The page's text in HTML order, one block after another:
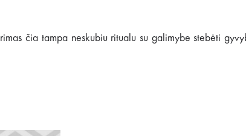
čia tampa neskubiu ritualu su galimybe stebėti